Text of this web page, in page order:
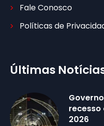
Fale Conosco
Políticas de
Últimas
recesso
2026